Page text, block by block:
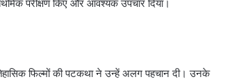
परीक्षण किए और आवश्यक उपचार दिया।
फिल्मों की पटकथा ने उन्हें अलग पहचान दी। उनके